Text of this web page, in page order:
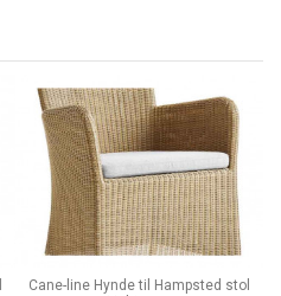
Cane-line Hynde til Hampsted stol